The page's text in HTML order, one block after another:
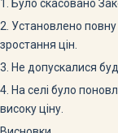
1. Було скасовано
2. Установлено
зростання цін.
3. Не допускалися
4. На селі було
високу ціну.